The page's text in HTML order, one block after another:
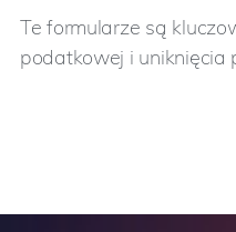
Te formularze są
podatkowej i uniknięcia